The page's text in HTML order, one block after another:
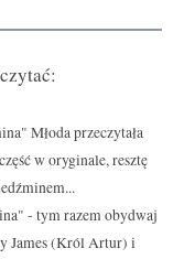
Młoda przeczytała
w oryginale, resztę
- tym razem obydwaj
James (Król Artur) i